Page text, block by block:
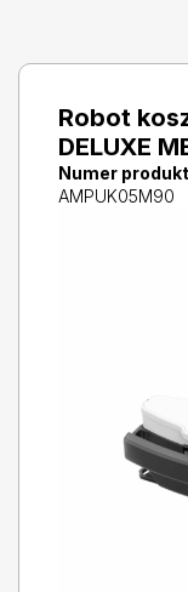
Robot
DELUXE
Numer
AMPUK05M90